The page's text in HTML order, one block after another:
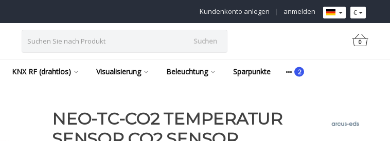
€
anmelden
|
Kundenkonto anlegen
Suchen 0
KNX RF (drahtlos) Visualisierung Beleuchtung Sparpunkte
NEO-TC-CO2 TEMPERATUR